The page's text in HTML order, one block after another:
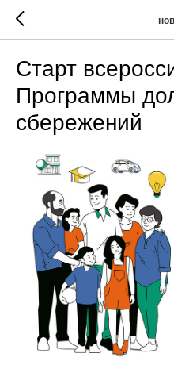
Старт
Программы
сбережений